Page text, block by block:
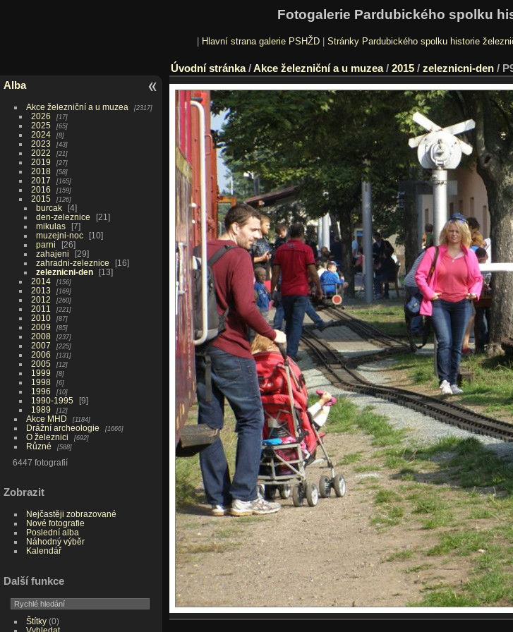
Fotogalerie Pardubického spolku
Hlavní strana galerie PSHŽD| Stránky Pardubického spolku historie
Alba
Akce železniční a u muzea 2317
2026 17
2025 65
2024 8
2023 43
2022 21
2019 27
2018 58
2017 165
2016 159
2015 126
burcak
4
den-zeleznice
21
mikulas
7
muzejni-noc
10
parni
26
zahajeni
29
zahradni-zeleznice
16
zeleznicni-den
13
2014
156
2013 169
2012 260
2011 221
2010 87
2009 85
2008 237
2007 225
2006 131
2005 12
1999 8
1998 6
1996 10
1990-1995
9
1989
12
Akce MHD 1184
Drážní archeologie 1666
O železnici 692
Různé 588
6447 fotografií
Zobrazit
Nejčastěji zobrazované
Nové fotografie
Poslední alba
Náhodný výběr
Kalendář
Další funkce
Štítky(0)
Úvodní stránka/Akce železniční a u muzea/ 2015 / zeleznicni-den /